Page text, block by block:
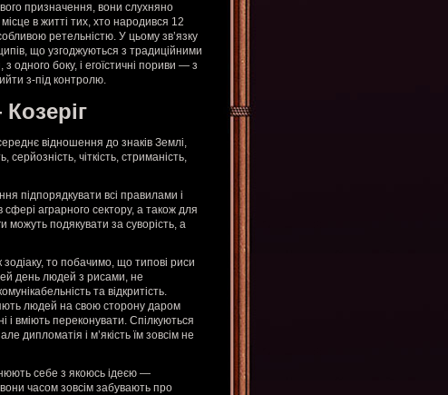
призначення, вони слухняно
в житті тих, хто народився 12
ретельністю. У цьому зв’язку
що узгоджуються з традиційними
одного боку, і егоїстичні пориви — з
з-під контролю.
відношення до знаків Землі,
чіткість, стриманість,
підпорядкувати всі правилами і
аграрного сектору, а також для
можуть подякувати за суворість, а
то побачимо, що типові риси
день людей з рисами, не
та відкритість.
людей на свою сторону даром
вміють переконувати. Спілкуються
дипломатія і м’якість їм зовсім не
себе з якоюсь ідеєю —
часом зовсім забувають про